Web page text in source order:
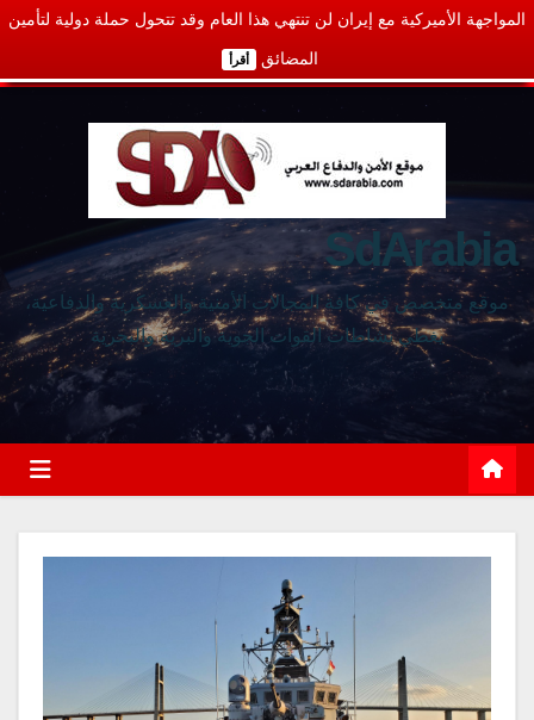
المواجهة الأميركية مع إيران لن تنتهي هذا العام وقد تتحول حملة دولية لتأمين
المضائق أقرأ
SdArabia
موقع متخصص في كافة المجالات الأمنية والعسكرية والدفاعية،
يغطي نشاطات القوات الجوية والبرية والبحرية